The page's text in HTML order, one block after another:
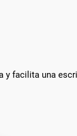
y facilita una